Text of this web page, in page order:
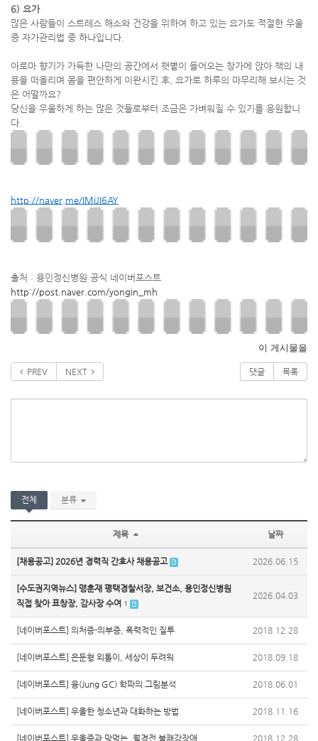
6) 요가
많은 사람들이 스트레스 해소와 건강을 위하여 하고 있는 요가도 적절한 우울
증 자가관리법 중 하나입니다.
아로마 향기가 가득한 나만의 공간에서 햇볕이 들어오는 창가에 앉아 책의 내
용을 떠올리며 몸을 편안하게 이완시킨 후, 요가로 하루의 마무리해 보시는 것
은 어떨까요?
당신을 우울하게 하는 많은 것들로부터 조금은 가벼워질 수 있기를 응원합니
다.
http://naver.me/IMiJI6AY
출처 : 용인정신병원 공식 네이버포스트
http://post.naver.com/yongin_mh
이 게시물을
PREV NEXT 댓글 목록
전체 분류
제목 날짜
[채용공고] 2026년 경력직 간호사 채용공고 2026.06.15
[수도권지역뉴스] 맹훈재 평택경찰서장, 보건소, 용인정신병원
직접 찾아 표창장, 감사장 수여 1
2026.04.03
[네이버포스트] 의처증-의부증, 폭력적인 질투 2018.12.28
[네이버포스트] 은둔형 외톨이, 세상이 두려워 2018.09.18
[네이버포스트] 융(Jung GC) 학파의 그림분석 2018.06.01
[네이버포스트] 우울한 청소년과 대화하는 방법 2018.11.16
[네이버포스트] 우울증과 맞먹는, 월경전 불쾌감장애 2018.12.28